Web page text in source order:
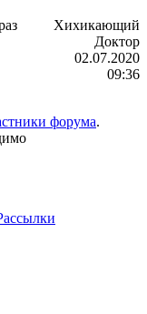
Хихикающий
Доктор
02.07.2020
09:36
форума.